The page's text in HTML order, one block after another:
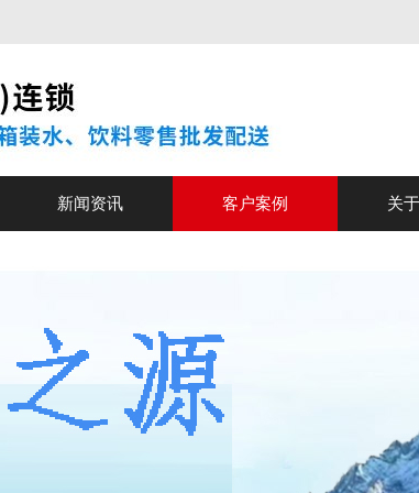
新闻资讯 客户案例 关